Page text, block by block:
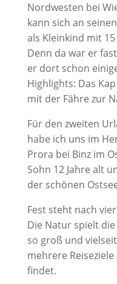
Nordwesten bei
kann sich an
als Kleinkind mit
Denn da war er
er dort schon
Highlights: Das
mit der Fähre zur
Für den zweiten
habe ich uns im
Prora bei Binz im
Sohn 12 Jahre alt
der schönen
Fest steht nach
Die Natur spielt
so groß und
mehrere
findet.